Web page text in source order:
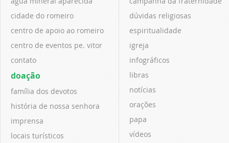
cidade do romeiro
centro de apoio ao romeiro
centro de eventos pe. vitor
contato
doação
família dos devotos
história de nossa senhora
imprensa
locais turísticos
dúvidas religiosas
espiritualidade
igreja
infográficos
libras
notícias
orações
papa
vídeos